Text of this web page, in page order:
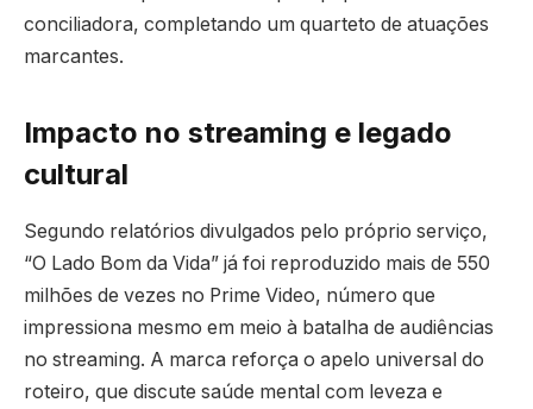
conciliadora, completando um quarteto de atuações
marcantes.
Impacto no streaming e legado
cultural
Segundo relatórios divulgados pelo próprio serviço,
“O Lado Bom da Vida” já foi reproduzido mais de 550
milhões de vezes no Prime Video, número que
impressiona mesmo em meio à batalha de audiências
no streaming. A marca reforça o apelo universal do
roteiro, que discute saúde mental com leveza e